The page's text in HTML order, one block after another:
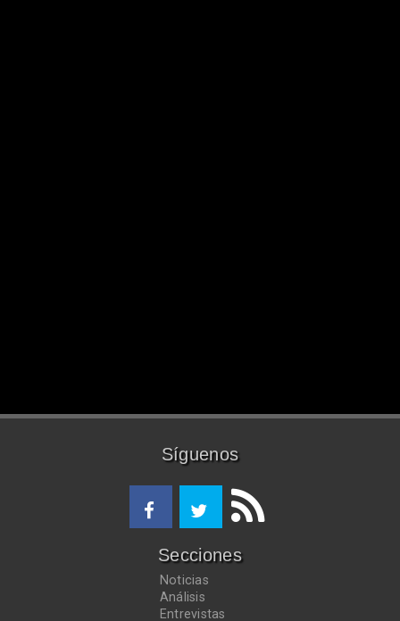
Síguenos
Secciones
Noticias
Análisis
Entrevistas